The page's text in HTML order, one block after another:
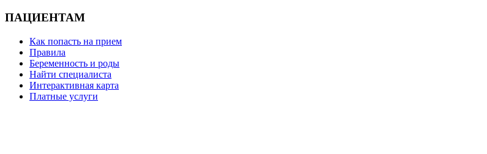
ПАЦИЕНТАМ
Как попасть на прием
Правила
Беременность и роды
Найти специалиста
Интерактивная карта
Платные услуги